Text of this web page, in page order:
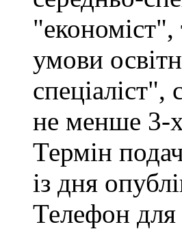
умови
не менше 3-
Термін
із дня
Телефон